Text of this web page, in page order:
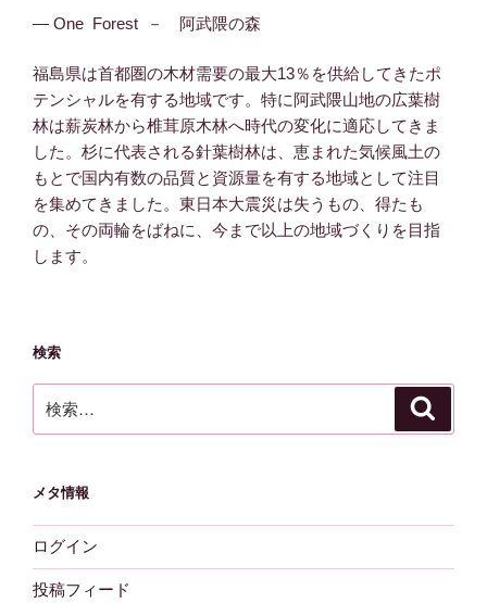
― One Forest － 阿武隈の森
福島県は首都圏の木材需要の最大13％を供給してきたポ
テンシャルを有する地域です。特に阿武隈山地の広葉樹
林は薪炭林から椎茸原木林へ時代の変化に適応してきま
した。杉に代表される針葉樹林は、恵まれた気候風土の
もとで国内有数の品質と資源量を有する地域として注目
を集めてきました。東日本大震災は失うもの、得たも
の、その両輪をばねに、今まで以上の地域づくりを目指
します。
検索
索:
メタ情報
ログイン
投稿フィード